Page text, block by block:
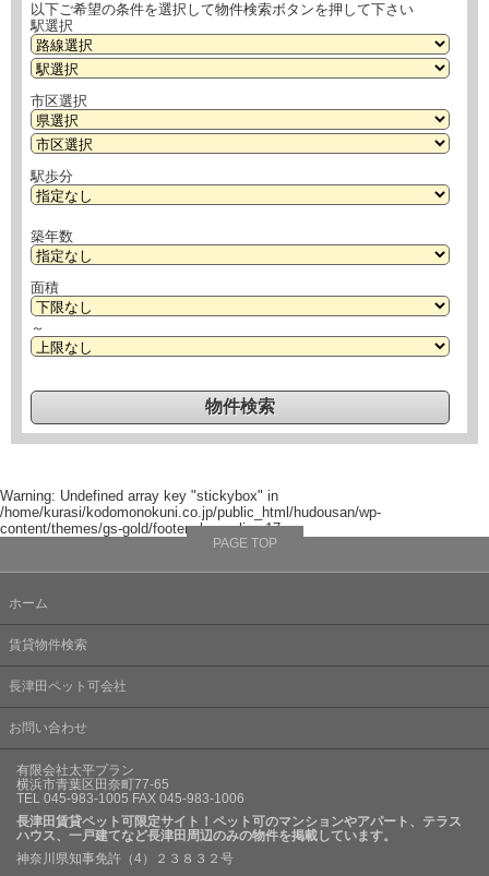
以下ご希望の条件を選択して物件検索ボタンを押して下さい
駅選択
市区選択
駅歩分
築年数
面積
～
Warning: Undefined array key "stickybox" in
/home/kurasi/kodomonokuni.co.jp/public_html/hudousan/wp-
content/themes/gs-gold/footer.phpon line17
PAGE TOP
ホーム
賃貸物件検索
長津田ペット可会社
お問い合わせ
有限会社太平プラン
横浜市青葉区田奈町77-65
TEL 045-983-1005 FAX 045-983-1006
長津田賃貸ペット可限定サイト！ペット可のマンションやアパート、テラス
ハウス、一戸建てなど長津田周辺のみの物件を掲載しています。
神奈川県知事免許（4）２３８３２号